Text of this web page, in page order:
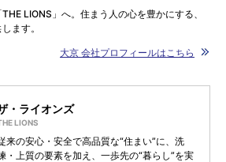
LIONS」へ。住まう人の心を豊かにする、
ます。
大京 会社プロフィールはこちら
・ライオンズ
来の安心・安全で高品質な“住まい”に、洗
・上質の要素を加え、一歩先の“暮らし”を実